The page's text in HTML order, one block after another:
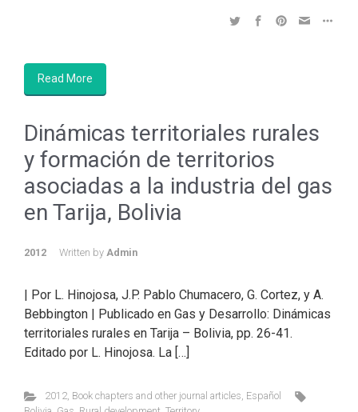
Read More
Dinámicas territoriales rurales
y formación de territorios
asociadas a la industria del gas
en Tarija, Bolivia
2012 Written by Admin
| Por L. Hinojosa, J.P. Pablo Chumacero, G. Cortez, y A.
Bebbington | Publicado en Gas y Desarrollo: Dinámicas
territoriales rurales en Tarija – Bolivia, pp. 26-41.
Editado por L. Hinojosa. La […]
2012, Book chapters and other journal articles, Español